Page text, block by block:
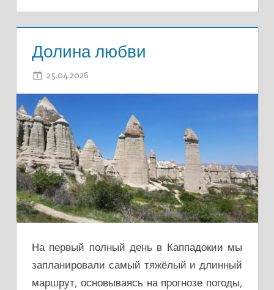
Долина любви
25.04.2026
На первый полный день в Каппадокии мы
запланировали самый тяжёлый и длинный
маршрут, основываясь на прогнозе погоды,